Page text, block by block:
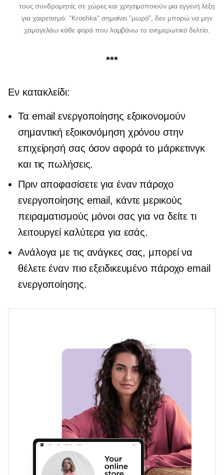
τους συνδρομητές σε χώρες και χρησιμοποιούν μια εγγενή λέξη
για χαιρετισμό. "Kroshka" σημαίνει "μωρό", δεν μπορώ να μην
χαμογελάω κάθε φορά που λαμβάνω το ενημερωτικό δελτίο.
***
Εν κατακλείδι:
Τα email ενεργοποίησης εξοικονομούν
σημαντική εξοικονόμηση χρόνου στην
επιχείρησή σας όσον αφορά το μάρκετινγκ
και τις πωλήσεις.
Πριν αποφασίσετε για έναν πάροχο
ενεργοποίησης email, κάντε μερικούς
πειραματισμούς μόνοι σας για να δείτε τι
λειτουργεί καλύτερα για εσάς.
Ανάλογα με τις ανάγκες σας, μπορεί να
θέλετε έναν πιο εξειδικευμένο πάροχο email
ενεργοποίησης.